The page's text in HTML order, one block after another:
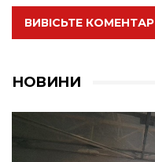
ВИВІСЬТЕ КОМЕНТАР
НОВИНИ